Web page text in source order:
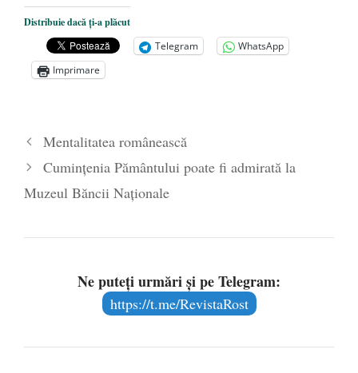
SĂ CEREM ÎNVIEREA!
UN(E) PETIT(E) NOIR(E) - 28 iunie
2019
În fond, ce este parastasul?
Distribuie dacă ți-a plăcut
Telegram
WhatsApp
Imprimare
Mentalitatea românească
Cumințenia Pământului poate fi admirată la
Muzeul Băncii Naționale
Ne puteți urmări și pe Telegram:
https://t.me/RevistaRost